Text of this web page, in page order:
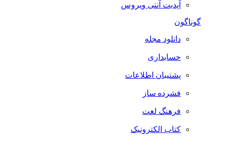
آپدیت آنتی ویروس
گوناگون
دانلود مجله
حسابداری
پشتیبان اطلاعات
فشرده ساز
فرهنگ لغت
کتاب الکترونیک